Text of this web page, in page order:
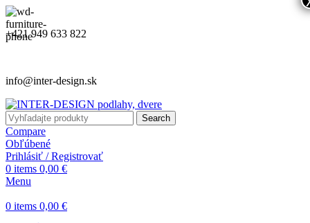
+421 949 633 822
info@inter-design.sk
Search
Compare
Obľúbené
Prihlásiť / Registrovať
0 items 0,00 €
Menu
0 items 0,00 €